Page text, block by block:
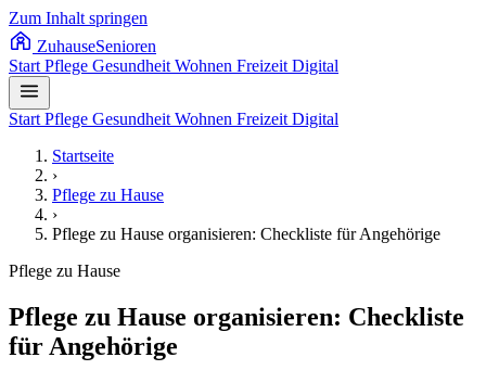
Zum Inhalt springen
ZuhauseSenioren
Start Pflege Gesundheit Wohnen Freizeit Digital
Start Pflege Gesundheit Wohnen Freizeit Digital
Startseite
›
Pflege zu Hause
›
Pflege zu Hause organisieren: Checkliste für Angehörige
Pflege zu Hause
Pflege zu Hause organisieren: Checkliste
für Angehörige